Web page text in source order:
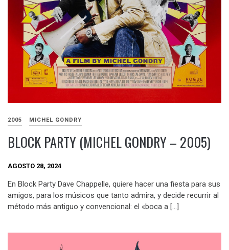
2005 MICHEL GONDRY
BLOCK PARTY (MICHEL GONDRY – 2005)
AGOSTO 28, 2024
En Block Party Dave Chappelle, quiere hacer una fiesta para sus
amigos, para los músicos que tanto admira, y decide recurrir al
método más antiguo y convencional: el «boca a […]